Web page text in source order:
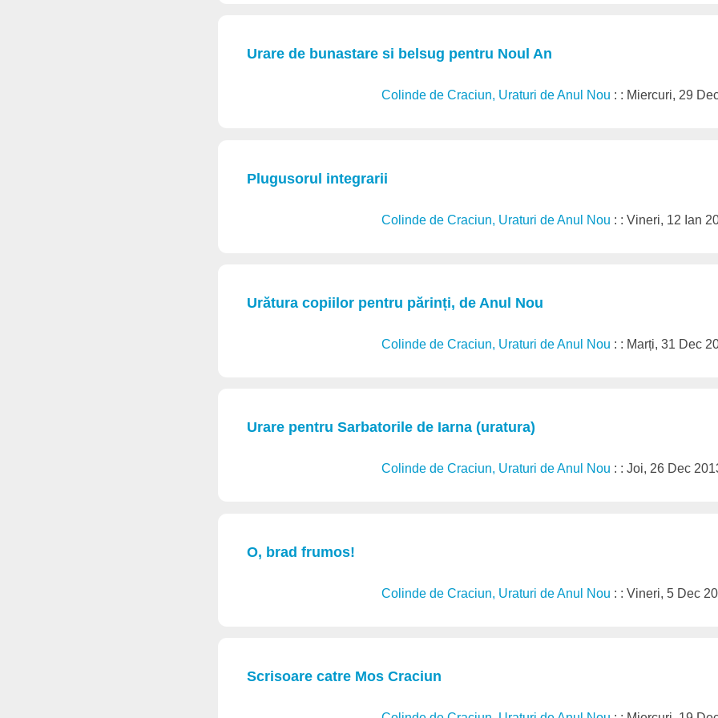
Urare de bunastare si belsug pentru Noul An
Colinde de Craciun, Uraturi de Anul Nou : : Miercuri, 29
Plugusorul integrarii
Colinde de Craciun, Uraturi de Anul Nou : : Vineri, 12 Ian
Urătura copiilor pentru părinți, de Anul Nou
Colinde de Craciun, Uraturi de Anul Nou : : Marți, 31 Dec
Urare pentru Sarbatorile de Iarna (uratura)
Colinde de Craciun, Uraturi de Anul Nou : : Joi, 26 Dec
O, brad frumos!
Colinde de Craciun, Uraturi de Anul Nou : : Vineri, 5 Dec
Scrisoare catre Mos Craciun